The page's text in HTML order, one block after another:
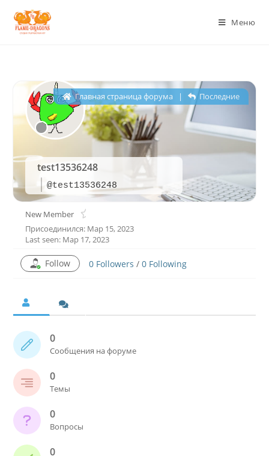
Меню
test13536248
@test13536248
Главная страница форума| Последние
New Member
Присоединился: Мар 15, 2023
Last seen: Мар 17, 2023
Follow 0 Followers / 0 Following
0
Сообщения на форуме
0
Темы
0
Вопросы
0